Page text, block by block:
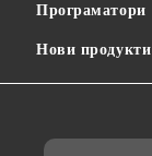
Програматори
Нови продукти